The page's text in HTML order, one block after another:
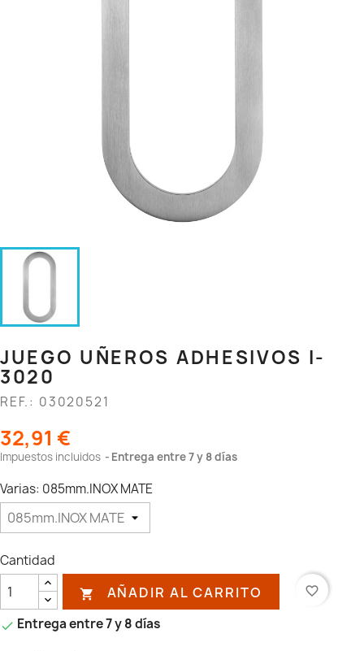
JUEGO UÑEROS ADHESIVOS I-
3020
REF.: 03020521
32,91 €
Impuestos incluidos Entrega entre 7 y 8 días
Varias: 085mm.INOX MATE
Cantidad
 AÑADIR AL CARRITO favorite_border
 Entrega entre 7 y 8 días